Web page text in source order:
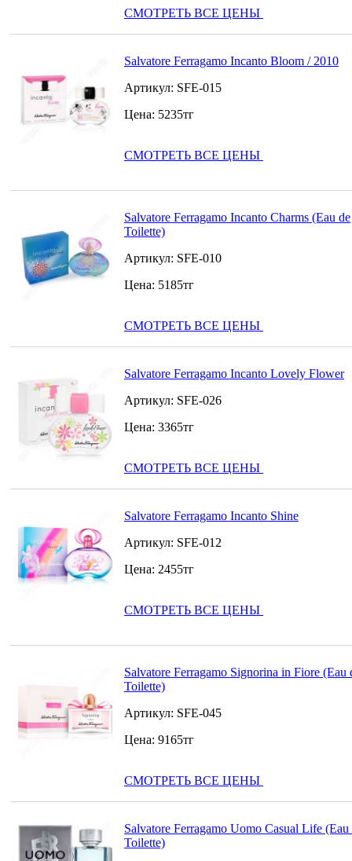
СМОТРЕТЬ ВСЕ ЦЕНЫ
Salvatore Ferragamo Incanto Bloom / 2010
Артикул: SFE-015
Цена: 5235тг
СМОТРЕТЬ ВСЕ ЦЕНЫ
Salvatore Ferragamo Incanto Charms (Eau de
Toilette)
Артикул: SFE-010
Цена: 5185тг
СМОТРЕТЬ ВСЕ ЦЕНЫ
Salvatore Ferragamo Incanto Lovely Flower
Артикул: SFE-026
Цена: 3365тг
СМОТРЕТЬ ВСЕ ЦЕНЫ
Salvatore Ferragamo Incanto Shine
Артикул: SFE-012
Цена: 2455тг
СМОТРЕТЬ ВСЕ ЦЕНЫ
Salvatore Ferragamo Signorina in Fiore (Eau
Toilette)
Артикул: SFE-045
Цена: 9165тг
СМОТРЕТЬ ВСЕ ЦЕНЫ
Salvatore Ferragamo Uomo Casual Life (Eau
Toilette)